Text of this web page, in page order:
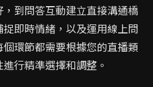
到問答互動建立直接溝通橋
即時情緒，以及運用線上問
環節都需要根據您的直播類
行精準選擇和調整。